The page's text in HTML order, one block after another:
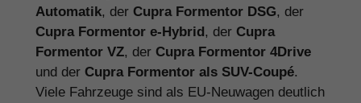
Automatik, der Cupra Formentor DSG, der
Cupra Formentor e-Hybrid, der Cupra
Formentor VZ, der Cupra Formentor 4Drive
und der Cupra Formentor als SUV-Coupé.
Viele Fahrzeuge sind als EU-Neuwagen deutlich